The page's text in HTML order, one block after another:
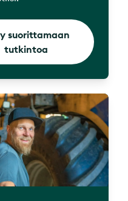
suorittamaan
tutkintoa